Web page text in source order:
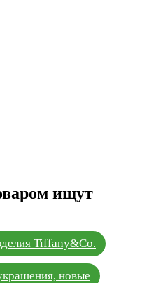
ищут
Tiffany&Co.
новые